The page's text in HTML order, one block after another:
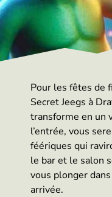
Pour les fêtes de
Secret Jeegs à
transforme en un
l’entrée, vous
féériques qui
le bar et le salon
vous plonger
arrivée.